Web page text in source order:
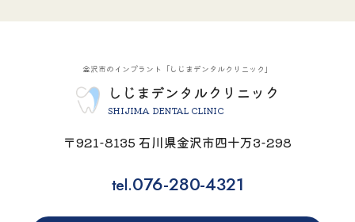
金沢市のインプラント「しじまデンタルクリニック」
しじまデンタルクリニック
SHIJIMA DENTAL CLINIC
〒921-8135 石川県金沢市四十万3-298
tel.076-280-4321